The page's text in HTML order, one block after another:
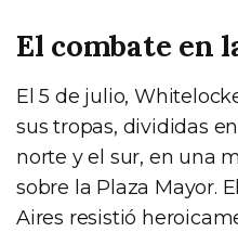
El combate en
El 5 de julio,
sus tropas, divididas
norte y el sur, en una
sobre la Plaza Mayor.
Aires resistió